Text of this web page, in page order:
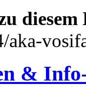
aka-
&